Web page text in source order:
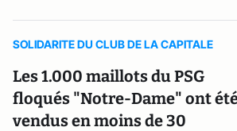
SOLIDARITE DU CLUB DE LA CAPITALE
Les 1.000 maillots du PSG
floqués "Notre-Dame" ont
vendus en moins de 30